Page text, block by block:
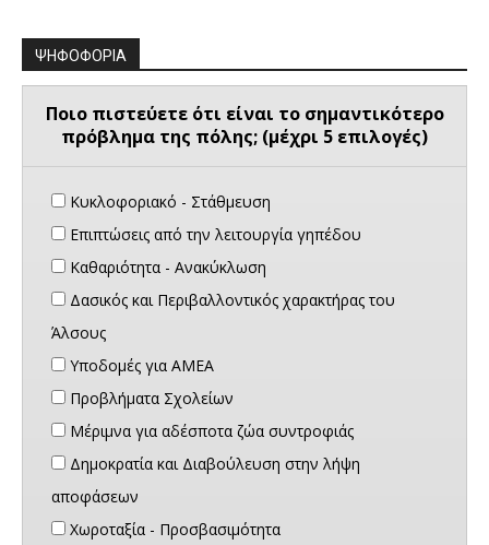
ΨΗΦΟΦΟΡΙΑ
Ποιο πιστεύετε ότι είναι το σημαντικότερο
πρόβλημα της πόλης; (μέχρι 5 επιλογές)
Κυκλοφοριακό - Στάθμευση
Επιπτώσεις από την λειτουργία γηπέδου
Καθαριότητα - Ανακύκλωση
Δασικός και Περιβαλλοντικός χαρακτήρας του
Άλσους
Υποδομές για ΑΜΕΑ
Προβλήματα Σχολείων
Μέριμνα για αδέσποτα ζώα συντροφιάς
Δημοκρατία και Διαβούλευση στην λήψη
αποφάσεων
Χωροταξία - Προσβασιμότητα